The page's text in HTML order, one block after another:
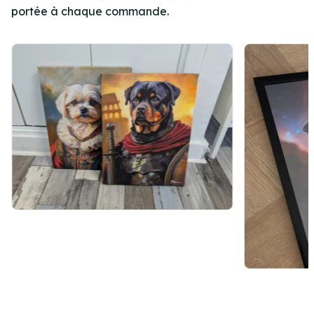
portée à chaque commande.